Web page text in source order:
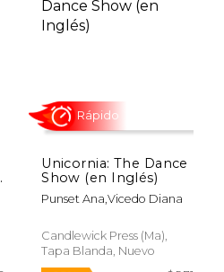
15%
Unicornia: The Dance
Show (en Inglés)
Punset Ana,Vicedo Diana
Candlewick Press (Ma),
Tapa Blanda, Nuevo